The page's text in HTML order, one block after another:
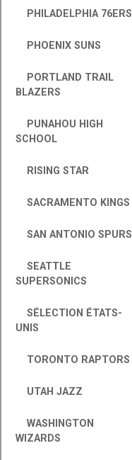
PHILADELPHIA 76ERS
PHOENIX SUNS
PORTLAND TRAIL
BLAZERS
PUNAHOU HIGH
SCHOOL
RISING STAR
SACRAMENTO KINGS
SAN ANTONIO SPURS
SEATTLE
SUPERSONICS
SÉLECTION ÉTATS-
UNIS
TORONTO RAPTORS
UTAH JAZZ
WASHINGTON
WIZARDS